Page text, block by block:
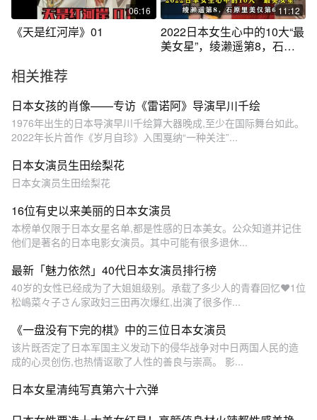
06:16
《天是红河岸》01
11:12
2022日本女生心中的10大“最
美女星”，绫濑遥第8，石原
相关推荐
日本女孩的肖像——专访《雷诺阿》导演早川千绘
1976年出生的日本导演早川千绘算大器晚成,至少在国际舞台如此。
2022年长片首作《岁月自珍》入围戛纳“一种关注”...
日本女演员生田绘梨花
日本女演员生田绘梨花
16位有史以来美丽的日本女演员
本榜单仅限于日本女星名单,都是性感的日本美女。公众知道并记住
他们是著名的日本电影女演员。其中可能有很多退休...
最新「魅力依然」40代日本女演员排行榜
40岁的女性已经成为了大姐姐级别。承载了多少人的青春回忆❤1位
松嶋菜々子さん家政妇三田再次爆红,出演了很多作...
《一盘没有下完的棋》中的三位日本女演员
该片既否定了日本军国主义发动下的侵华战争对中日两国人民的造
成的心灵创伤,也热情讴歌了人性的善良与崇高。 影...
日本女星清纯写真第六十六弹